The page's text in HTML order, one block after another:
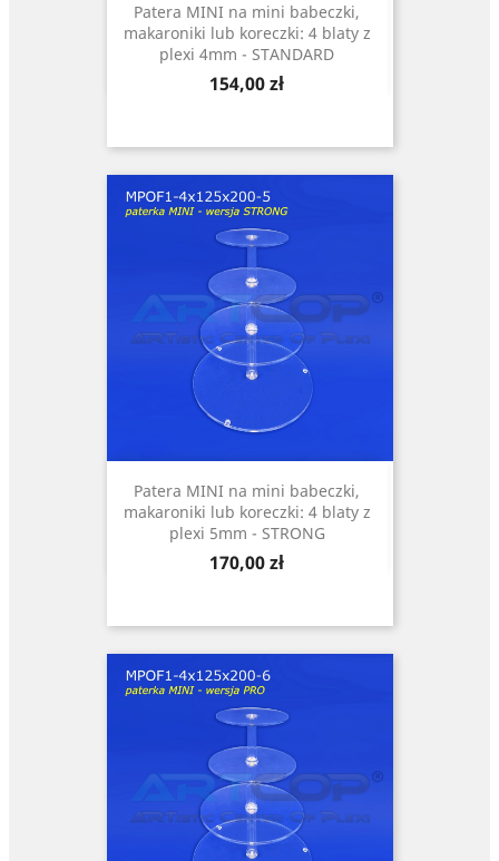
Patera MINI na mini babeczki,
makaroniki lub koreczki: 4 blaty z
plexi 4mm - STANDARD
Cena
154,00 zł
Patera MINI na mini babeczki,
makaroniki lub koreczki: 4 blaty z
plexi 5mm - STRONG
Cena
170,00 zł